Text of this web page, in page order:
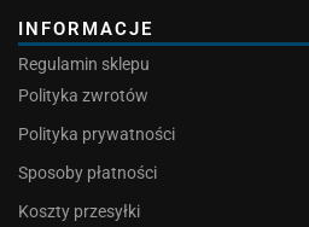
INFORMACJE
Regulamin sklepu
Polityka zwrotów
Polityka prywatności
Sposoby płatności
Koszty przesyłki